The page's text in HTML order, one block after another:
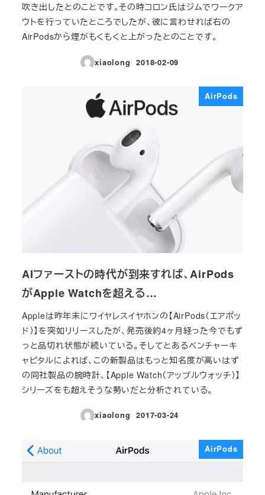
吹き出したとのことです。その時コロン氏はジムでワークア
ウトを行っていたところでしたが、彼に言わせれば右の
AirPodsから煙がもくもくと上がったとのことです。
xiaolong
投稿日
2018-02-09
AirPods
AIファーストの時代が到来すれば、AirPods
がApple Watchを超える…
Appleは昨年末にワイヤレスイヤホンの【AirPods（エアポッ
ド）】を突如リリースしたが、発売後約4ヶ月経った今でもず
っと品切れ状態が続いている。そしてとあるベンチャーキ
ャピタルによれば、この新製品はもっと知名度が高いはず
の同社製品の腕時計、【Apple Watch（アップルウォッチ）】
シリーズをも超えそうな勢いだと分析されている。
xiaolong
投稿日
2017-03-24
AirPods